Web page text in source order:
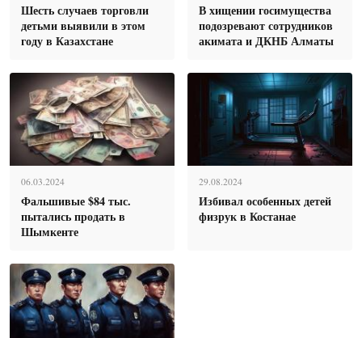
Шесть случаев торговли
детьми выявили в этом
году в Казахстане
В хищении госимущества
подозревают сотрудников
акимата и ДКНБ Алматы
06.03.2024
Фальшивые $84 тыс.
пытались продать в
Шымкенте
29.08.2024
Избивал особенных детей
физрук в Костанае